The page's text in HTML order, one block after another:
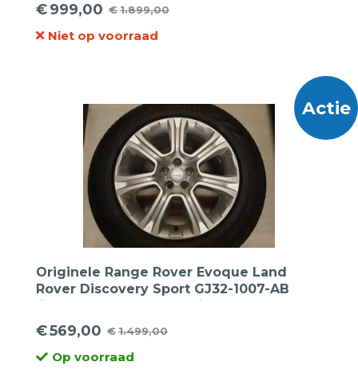
€1.899,00
Oorspronkelijke
prijs
€999,00
Huidige
prijs
Niet op voorraad
Actie
Originele Range Rover Evoque Land
Rover Discovery Sport GJ32-1007-AB
lichtmetalen velgen 18 inch
€1.499,00
Oorspronkelijke
prijs
€569,00
Huidige
prijsOp voorraad